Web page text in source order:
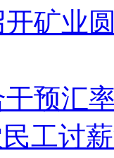
矿业
预汇
民工讨